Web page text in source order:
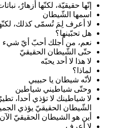
إنّها حقيقيّة، لكنّها أزهارٌ، نباتات
اسمها الشّيطان
لا أعرف لِمَ تُسمّى كذلك، لكنّها
هل تحبّينها؟
نعم، من أجلك أحبّ أيّ شيء
حتّى الشّيطان الحقيقيّ
لا هذا لا أحد يحبّه
لماذا؟
لأنّه شيطان يا حبيبي
وحتّى شياطيني شياطين
لا شياطينك لا تؤذي أحدا، تطيرُ
الشّيطان الحقيقيّ يؤذي الجميع
أين هو الشيطان الحقيقيّ الآن؟
لا أعرف